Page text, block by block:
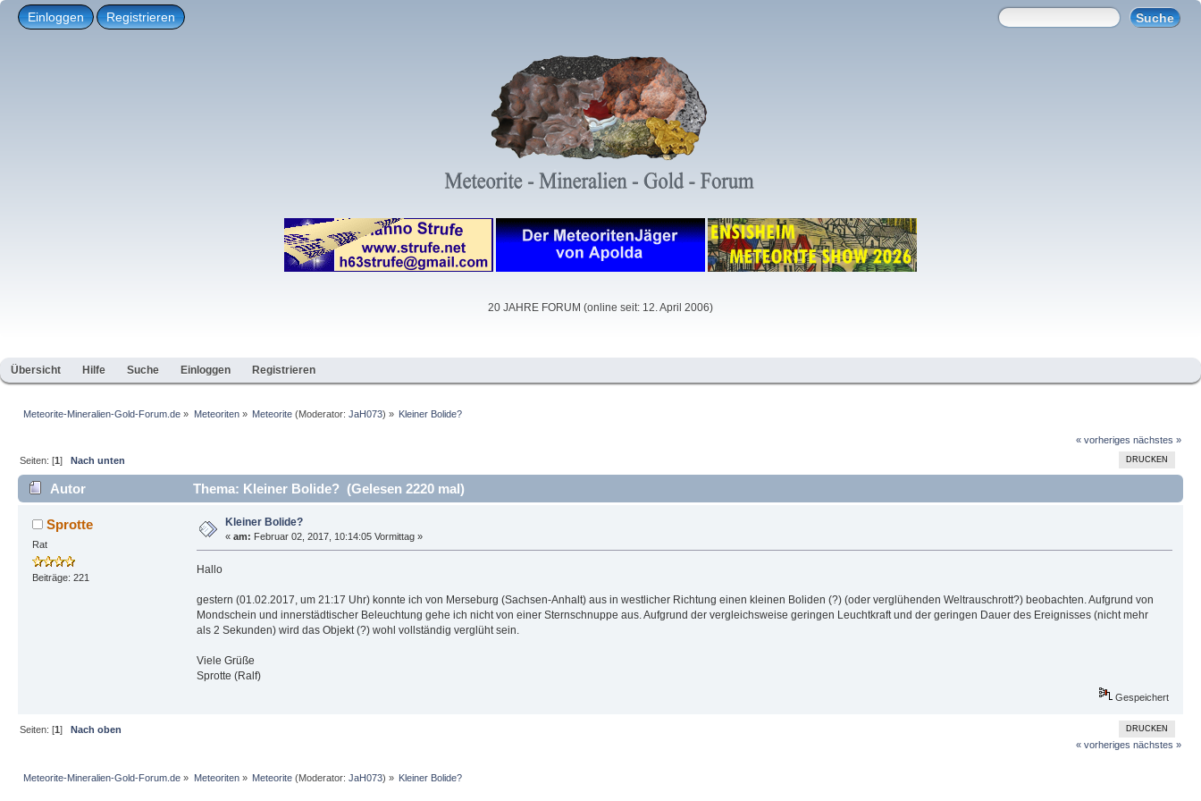
Einloggen Registrieren
20 JAHRE FORUM (online seit: 12. April 2006)
Übersicht Hilfe Suche Einloggen Registrieren
Meteorite-Mineralien-Gold-Forum.de » Meteoriten» Meteorite(Moderator: JaH073) » Kleiner Bolide?
« vorheriges nächstes »
DRUCKEN
Seiten: [1]Nach unten
Autor Thema: Kleiner Bolide? (Gelesen 2220 mal)
Sprotte
Rat
Beiträge: 221
Kleiner Bolide?
« am: Februar 02, 2017, 10:14:05 Vormittag »
Hallo
gestern (01.02.2017, um 21:17 Uhr) konnte ich von Merseburg (Sachsen-Anhalt) aus in westlicher Richtung einen kleinen Boliden (?) (oder verglühenden Weltrauschrott?) beobachten. Aufgrund von
Mondschein und innerstädtischer Beleuchtung gehe ich nicht von einer Sternschnuppe aus. Aufgrund der vergleichsweise geringen Leuchtkraft und der geringen Dauer des Ereignisses (nicht mehr
als 2 Sekunden) wird das Objekt (?) wohl vollständig verglüht sein.
Viele Grüße
Sprotte (Ralf)
Gespeichert
DRUCKEN
Seiten: [1]Nach oben
« vorheriges nächstes »
Meteorite-Mineralien-Gold-Forum.de » Meteoriten» Meteorite(Moderator: JaH073) » Kleiner Bolide?